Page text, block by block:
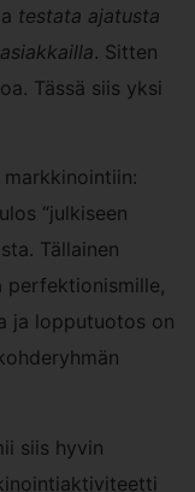
testata ajatusta
. Sitten
Tässä siis yksi
“julkiseen
Tällainen
perfektionismille,
ja lopputuotos on
siis hyvin